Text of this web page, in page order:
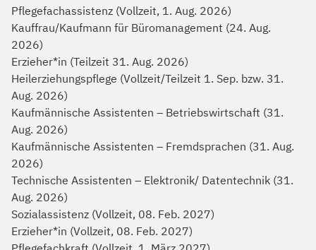
Ausbildung | Schulabschluss | Weiterbildung |
Umschulung. Campus Berlin, Ihr Bildungsanbieter, hat
bestimmt das passende Bildungsangebot für Sie.
Zum Video